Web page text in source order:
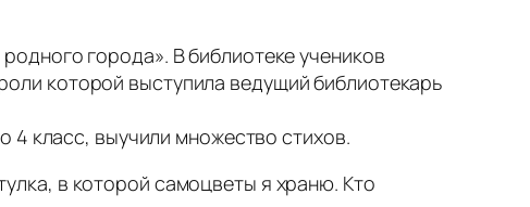
города». В библиотеке учеников
которой выступила ведущий библиотекарь
4 класс, выучили множество стихов.
в которой самоцветы я храню. Кто